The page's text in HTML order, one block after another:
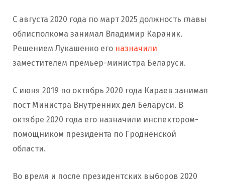
С августа 2020 года по март 2025 должность главы
облисполкома занимал Владимир Караник.
Решением Лукашенко его назначили
заместителем премьер-министра Беларуси.
С июня 2019 по октябрь 2020 года Караев занимал
пост Министра Внутренних дел Беларуси. В
октябре 2020 года его назначили инспектором-
помощником президента по Гродненской
области.
Во время и после президентских выборов 2020